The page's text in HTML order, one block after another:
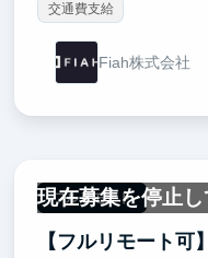
交通費支給
Fiah株式会社
現在募集を停止
フルリモート
【フルリモート